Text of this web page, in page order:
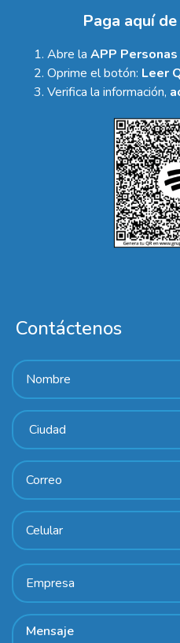
Paga aquí
Abre la APP Personas
Oprime el botón: Leer
Verifica la información,
Contáctenos